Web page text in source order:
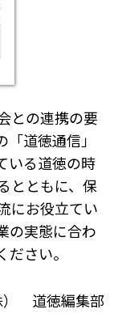
との連携の要
道徳通信」
いる道徳の時
とともに、保
にお役立てい
の実態に合わ
さい。
） 道徳編集部